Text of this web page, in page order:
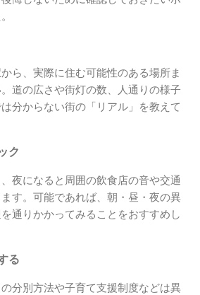
ら、実際に住む可能性のある場所ま
道の広さや街灯の数、人通りの様子
分からない街の「リアル」を教えて
ク
夜になると周囲の飲食店の音や交通
す。可能であれば、朝・昼・夜の異
通りかかってみることをおすすめし
る
分別方法や子育て支援制度などは異